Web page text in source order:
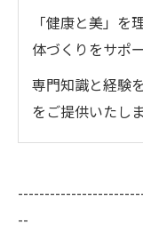
「健康と美」
体づくりをサポ
専門知識と経験
をご提供いたしま
--